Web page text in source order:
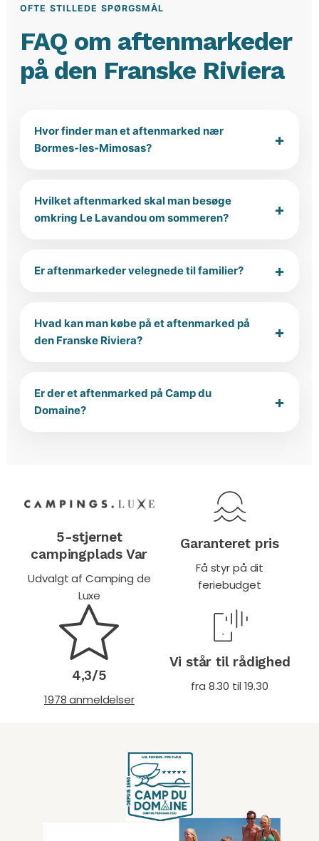
OFTE STILLEDE SPØRGSMÅL
FAQ om aftenmarkeder
på den Franske Riviera
Hvor finder man et aftenmarked nær
Bormes-les-Mimosas?
Hvilket aftenmarked skal man besøge
omkring Le Lavandou om sommeren?
Er aftenmarkeder velegnede til familier?
Hvad kan man købe på et aftenmarked på
den Franske Riviera?
Er der et aftenmarked på Camp du
Domaine?
5-stjernet
campingplads Var
Udvalgt af Camping de
Luxe
Garanteret pris
Få styr på dit
feriebudget
4,3/5
1978 anmeldelser
Vi står til rådighed
fra 8.30 til 19.30